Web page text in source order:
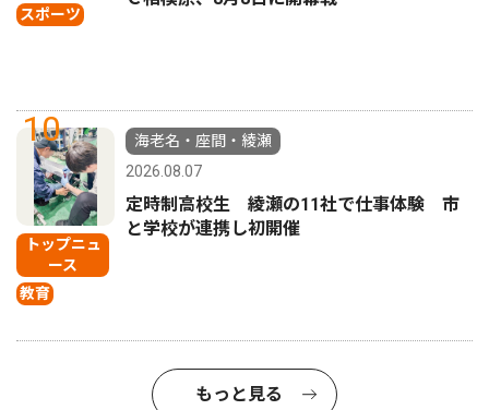
スポーツ
10
トップニュ
ース
教育
海老名・座間・綾瀬
2026.08.07
定時制高校生 綾瀬の11社で仕事体験 市
と学校が連携し初開催
もっと見る